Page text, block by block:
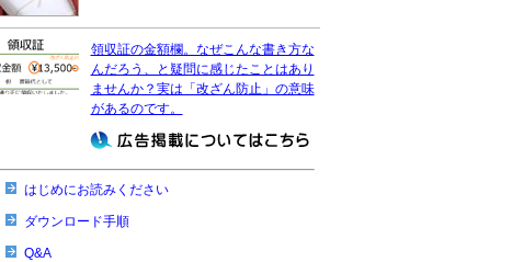
領収証の金額欄。なぜこんな書き方な
んだろう、と疑問に感じたことはあり
ませんか？実は「改ざん防止」の意味
があるのです。
はじめにお読みください
ダウンロード手順
Q&A